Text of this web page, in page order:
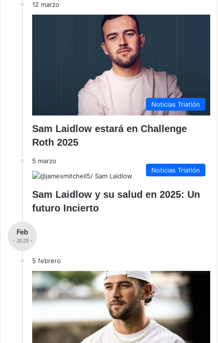
12 marzo
Noticias Triatlón
Sam Laidlow estará en Challenge
Roth 2025
5 marzo
Noticias Triatlón
Sam Laidlow y su salud en 2025: Un
futuro Incierto
Feb
- 2025 -
5 febrero